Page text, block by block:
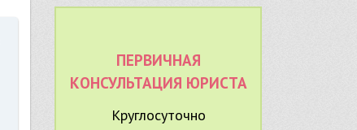
ПЕРВИЧНАЯ
КОНСУЛЬТАЦИЯ ЮРИСТА
Круглосуточно